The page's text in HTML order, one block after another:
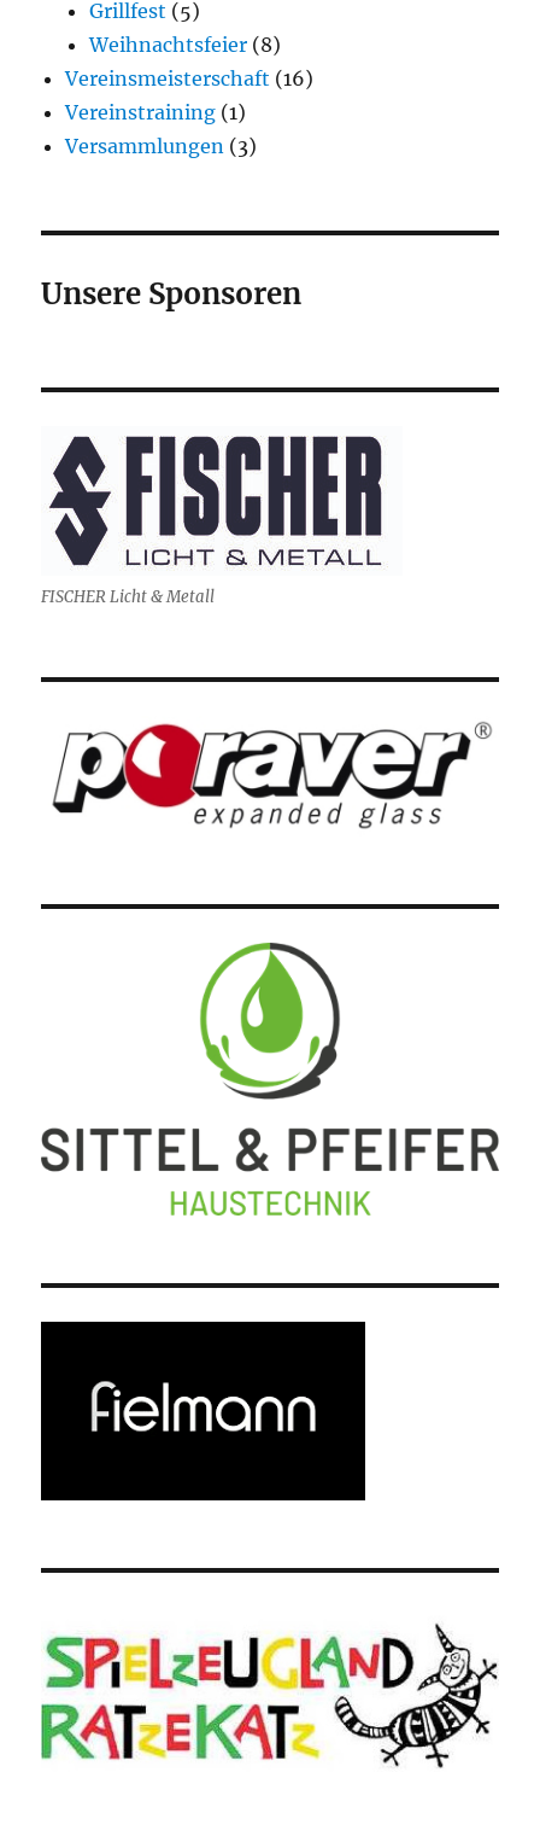
Grillfest (5)
Weihnachtsfeier (8)
Vereinsmeisterschaft (16)
Vereinstraining (1)
Versammlungen (3)
Unsere Sponsoren
FISCHER Licht & Metall